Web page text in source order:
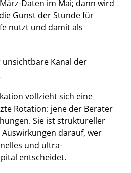
Daten im Mai; dann wird
Gunst der Stunde für
nutzt und damit als
Kanal der
vollzieht sich eine
Rotation: jene der Berater
Sie ist struktureller
darauf, wer
und ultra-
entscheidet.